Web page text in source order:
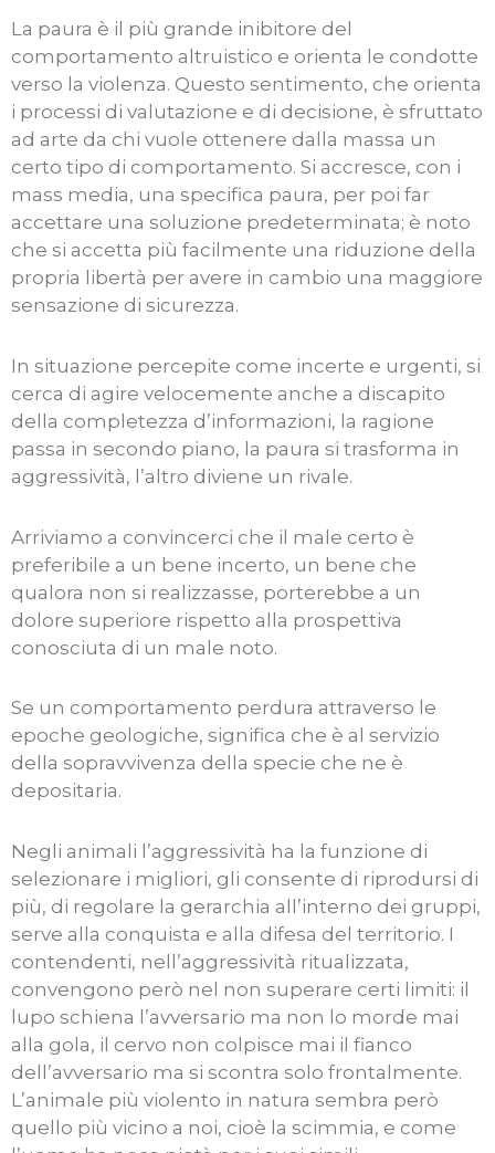
La paura è il più grande inibitore del
comportamento altruistico e orienta le condotte
verso la violenza. Questo sentimento, che orienta
i processi di valutazione e di decisione, è sfruttato
ad arte da chi vuole ottenere dalla massa un
certo tipo di comportamento. Si accresce, con i
mass media, una specifica paura, per poi far
accettare una soluzione predeterminata; è noto
che si accetta più facilmente una riduzione della
propria libertà per avere in cambio una maggiore
sensazione di sicurezza.
In situazione percepite come incerte e urgenti, si
cerca di agire velocemente anche a discapito
della completezza d’informazioni, la ragione
passa in secondo piano, la paura si trasforma in
aggressività, l’altro diviene un rivale.
Arriviamo a convincerci che il male certo è
preferibile a un bene incerto, un bene che
qualora non si realizzasse, porterebbe a un
dolore superiore rispetto alla prospettiva
conosciuta di un male noto.
Se un comportamento perdura attraverso le
epoche geologiche, significa che è al servizio
della sopravvivenza della specie che ne è
depositaria.
Negli animali l’aggressività ha la funzione di
selezionare i migliori, gli consente di riprodursi di
più, di regolare la gerarchia all’interno dei gruppi,
serve alla conquista e alla difesa del territorio. I
contendenti, nell’aggressività ritualizzata,
convengono però nel non superare certi limiti: il
lupo schiena l’avversario ma non lo morde mai
alla gola, il cervo non colpisce mai il fianco
dell’avversario ma si scontra solo frontalmente.
L’animale più violento in natura sembra però
quello più vicino a noi, cioè la scimmia, e come